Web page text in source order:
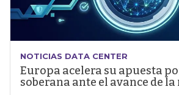
NOTICIAS DATA CENTER
Europa acelera su apuesta
soberana ante el avance de